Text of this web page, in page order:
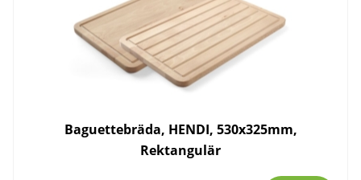
Baguettebräda, HENDI, 530x325mm,
Rektangulär